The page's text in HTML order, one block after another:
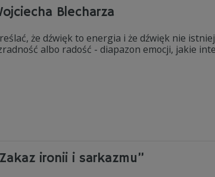
Blecharza
że dźwięk to energia i że dźwięk nie
albo radość - diapazon emocji, jakie
ironii i sarkazmu”